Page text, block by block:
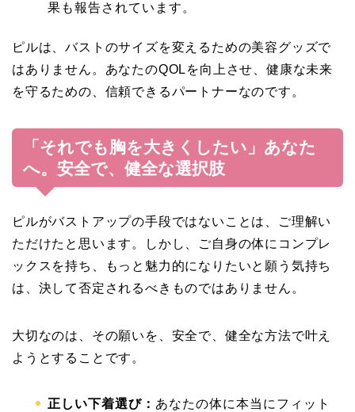
果も報告されています。
ピルは、バストのサイズを変えるための美容グッズで
はありません。あなたのQOLを向上させ、健康な未来
を守るための、信頼できるパートナーなのです。
「それでも胸を大きくしたい」あなた
へ。安全で、健全な選択肢
ピルがバストアップの手段ではないことは、ご理解い
ただけたと思います。しかし、ご自身の体にコンプレ
ックスを持ち、もっと魅力的になりたいと願う気持ち
は、決して否定されるべきものではありません。
大切なのは、その願いを、安全で、健全な方法で叶え
ようとすることです。
正しい下着選び： あなたの体に本当にフィット